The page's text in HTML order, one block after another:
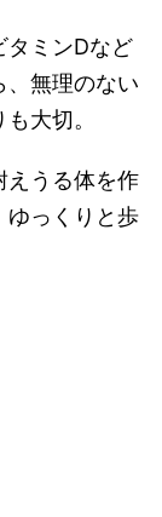
タミンDなど
、無理のない
大切。
えうる体を作
ゆっくりと歩